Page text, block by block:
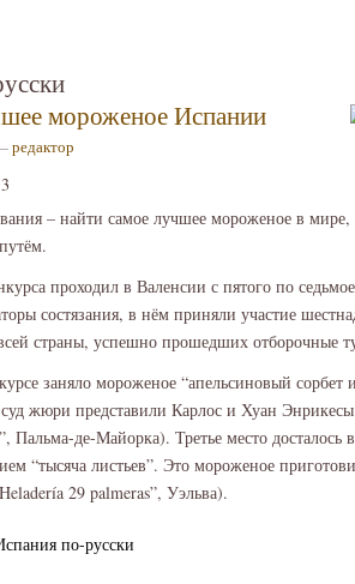
мороженое Испании
редактор
– найти самое лучшее мороженое в
проходил в Валенсии с пятого по
состязания, в нём приняли участие
страны, успешно прошедших отборочные
заняло мороженое “апельсиновый сорбет
суд жюри представили Карлос и Хуан
Пальма-де-Майорка). Третье место досталось
“тысяча листьев”. Это мороженое
29 palmeras”, Уэльва).
по-русски